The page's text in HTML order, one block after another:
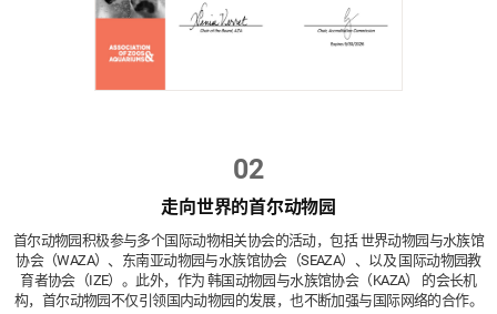
02
走向世界的首尔动物园
首尔动物园积极参与多个国际动物相关协会的活动，包括 世界动物园与水族馆
协会（WAZA）、东南亚动物园与水族馆协会（SEAZA）、以及 国际动物园教
育者协会（IZE）。 此外，作为 韩国动物园与水族馆协会（KAZA） 的会长机
构，首尔动物园不仅引领国内动物园的发展，也不断加强与国际网络的合作。